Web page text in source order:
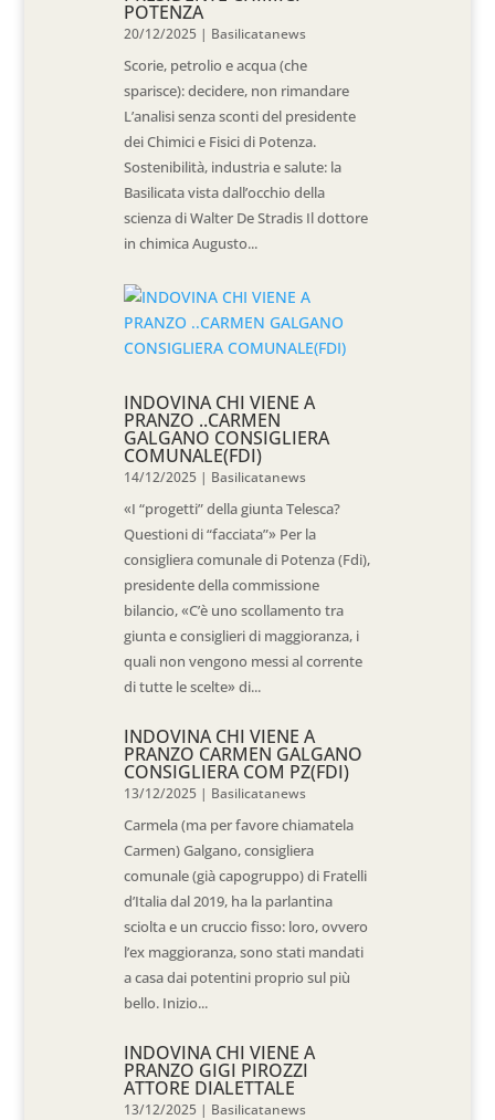
POTENZA
20/12/2025 | Basilicatanews
Scorie, petrolio e acqua (che
sparisce): decidere, non rimandare
L’analisi senza sconti del presidente
dei Chimici e Fisici di Potenza.
Sostenibilità, industria e salute: la
Basilicata vista dall’occhio della
scienza di Walter De Stradis Il dottore
in chimica Augusto...
INDOVINA CHI VIENE A
PRANZO ..CARMEN
GALGANO CONSIGLIERA
COMUNALE(FDI)
14/12/2025 | Basilicatanews
«I “progetti” della giunta Telesca?
Questioni di “facciata”» Per la
consigliera comunale di Potenza (Fdi),
presidente della commissione
bilancio, «C’è uno scollamento tra
giunta e consiglieri di maggioranza, i
quali non vengono messi al corrente
di tutte le scelte» di...
INDOVINA CHI VIENE A
PRANZO CARMEN GALGANO
CONSIGLIERA COM PZ(FDI)
13/12/2025 | Basilicatanews
Carmela (ma per favore chiamatela
Carmen) Galgano, consigliera
comunale (già capogruppo) di Fratelli
d’Italia dal 2019, ha la parlantina
sciolta e un cruccio fisso: loro, ovvero
l’ex maggioranza, sono stati mandati
a casa dai potentini proprio sul più
bello. Inizio...
INDOVINA CHI VIENE A
PRANZO GIGI PIROZZI
ATTORE DIALETTALE
13/12/2025 | Basilicatanews